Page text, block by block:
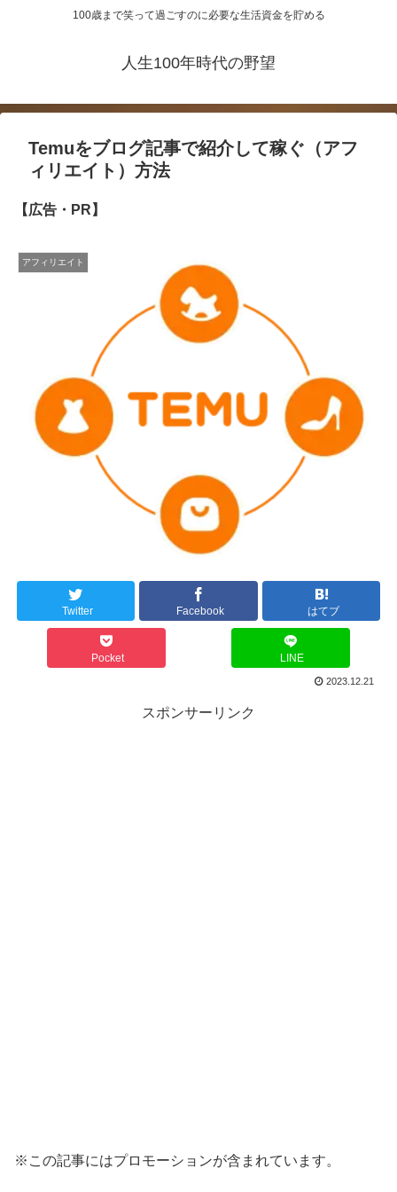
100歳まで笑って過ごすのに必要な生活資金を貯める
人生100年時代の野望
Temuをブログ記事で紹介して稼ぐ（アフ
ィリエイト）方法
【広告・PR】
アフィリエイト
Twitter Facebook はてブ
Pocket LINE
2023.12.21
スポンサーリンク
※この記事にはプロモーションが含まれています。